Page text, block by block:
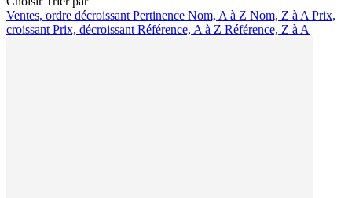
Ventes, ordre décroissant Pertinence Nom, A à Z Nom, Z à A Prix,
croissant Prix, décroissant Référence, A à Z Référence, Z à A